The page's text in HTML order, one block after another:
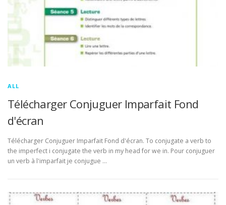
ALL
Télécharger Conjuguer Imparfait Fond
d'écran
Télécharger Conjuguer Imparfait Fond d'écran. To conjugate a verb to
the imperfect i conjugate the verb in my head for we in. Pour conjuguer
un verb à l'imparfait je conjugue …